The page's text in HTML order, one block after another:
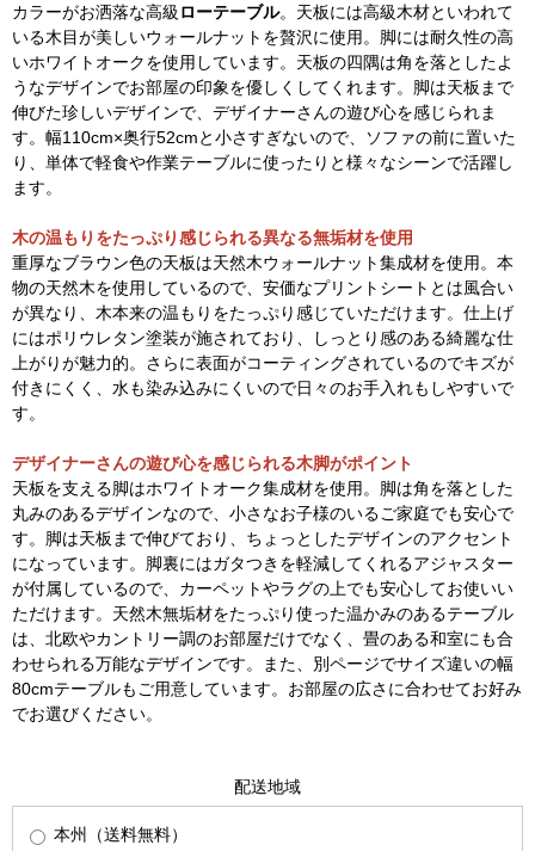
カラーがお洒落な高級 ローテーブル。天板には高級木材といわれて
いる木目が美しいウォールナットを贅沢に使用。脚には耐久性の高
いホワイトオークを使用しています。天板の四隅は角を落としたよ
うなデザインでお部屋の印象を優しくしてくれます。脚は天板まで
伸びた珍しいデザインで、デザイナーさんの遊び心を感じられま
す。幅110cm×奥行52cmと小さすぎないので、ソファの前に置いた
り、単体で軽食や作業テーブルに使ったりと様々なシーンで活躍し
ます。
木の温もりをたっぷり感じられる異なる無垢材を使用
重厚なブラウン色の天板は天然木ウォールナット集成材を使用。本
物の天然木を使用しているので、安価なプリントシートとは風合い
が異なり、木本来の温もりをたっぷり感じていただけます。仕上げ
にはポリウレタン塗装が施されており、しっとり感のある綺麗な仕
上がりが魅力的。さらに表面がコーティングされているのでキズが
付きにくく、水も染み込みにくいので日々のお手入れもしやすいで
す。
デザイナーさんの遊び心を感じられる木脚がポイント
天板を支える脚はホワイトオーク集成材を使用。脚は角を落とした
丸みのあるデザインなので、小さなお子様のいるご家庭でも安心で
す。脚は天板まで伸びており、ちょっとしたデザインのアクセント
になっています。脚裏にはガタつきを軽減してくれるアジャスター
が付属しているので、カーペットやラグの上でも安心してお使いい
ただけます。天然木無垢材をたっぷり使った温かみのあるテーブル
は、北欧やカントリー調のお部屋だけでなく、畳のある和室にも合
わせられる万能なデザインです。また、別ページでサイズ違いの幅
80cmテーブルもご用意しています。お部屋の広さに合わせてお好み
でお選びください。
配送地域
本州（送料無料）